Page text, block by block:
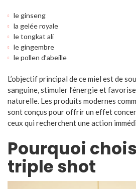
le ginseng
la gelée royale
le tongkat ali
le gingembre
le pollen d’abeille
L’objectif principal de ce miel est de
sanguine, stimuler l’énergie et
naturelle. Les produits modernes
sont conçus pour offrir un effet
ceux qui recherchent une action
Pourquoi
triple shot